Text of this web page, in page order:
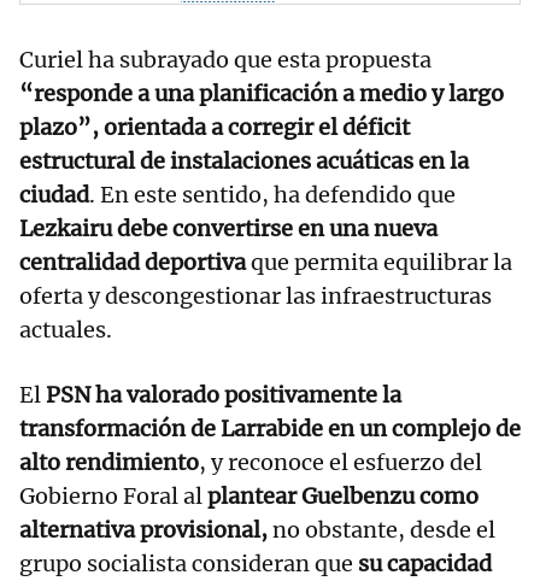
Curiel ha subrayado que esta propuesta
“responde a una planificación a medio y largo
plazo”, orientada a corregir el déficit
estructural de instalaciones acuáticas en la
ciudad. En este sentido, ha defendido que
Lezkairu debe convertirse en una nueva
centralidad deportivaque permita equilibrar la
oferta y descongestionar las infraestructuras
actuales.
ElPSN ha valorado positivamente la
transformación de Larrabide en un complejo de
alto rendimiento, y reconoce el esfuerzo del
Gobierno Foral alplantear Guelbenzu como
alternativa provisional,no obstante, desde el
grupo socialista consideran que su capacidad